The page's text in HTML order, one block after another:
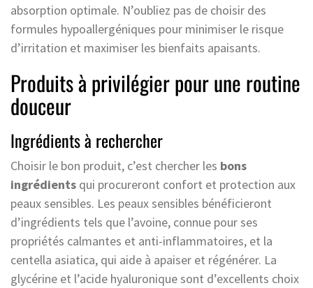
absorption optimale. N’oubliez pas de choisir des
formules hypoallergéniques pour minimiser le risque
d’irritation et maximiser les bienfaits apaisants.
Produits à privilégier pour une routine
douceur
Ingrédients à rechercher
Choisir le bon produit, c’est chercher les bons
ingrédients qui procureront confort et protection aux
peaux sensibles. Les peaux sensibles bénéficieront
d’ingrédients tels que l’avoine, connue pour ses
propriétés calmantes et anti-inflammatoires, et la
centella asiatica, qui aide à apaiser et régénérer. La
glycérine et l’acide hyaluronique sont d’excellents choix